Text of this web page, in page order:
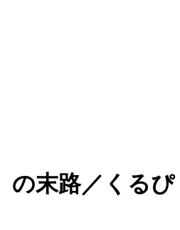
の末路／くるぴ